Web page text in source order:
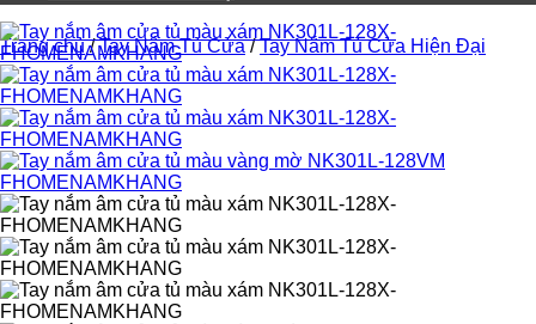
Trang chủ / Tay Nắm Tủ Cửa / Tay Nắm Tủ Cửa Hiện Đại